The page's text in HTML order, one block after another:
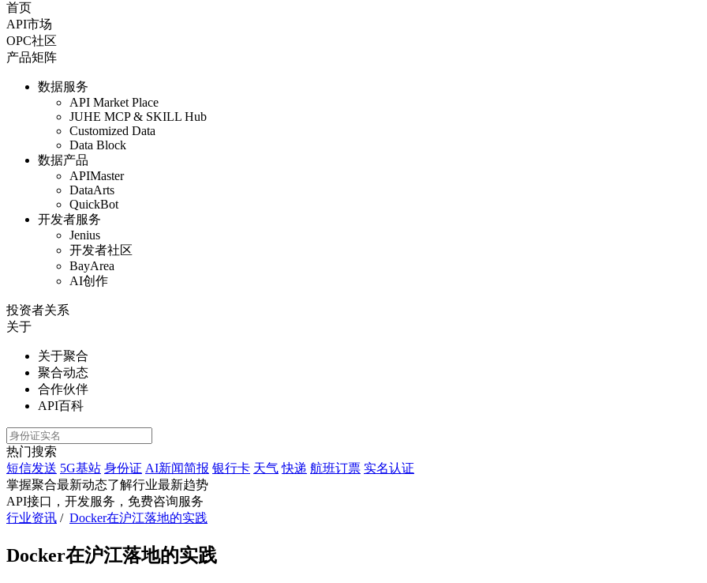
首页
API市场
OPC社区
产品矩阵
数据服务
API Market Place
JUHE MCP & SKILL Hub
Customized Data
Data Block
数据产品
APIMaster
DataArts
QuickBot
开发者服务
Jenius
开发者社区
BayArea
AI创作
投资者关系
关于
关于聚合
聚合动态
合作伙伴
API百科
热门搜索
短信发送 5G基站 身份证 AI新闻简报 银行卡 天气 快递 航班订票 实名认证
掌握聚合最新动态了解行业最新趋势
API接口，开发服务，免费咨询服务
行业资讯 / Docker在沪江落地的实践
Docker在沪江落地的实践